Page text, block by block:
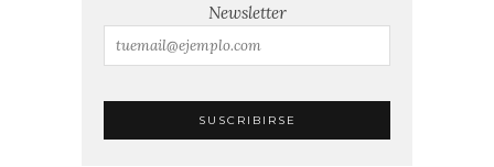
Newsletter